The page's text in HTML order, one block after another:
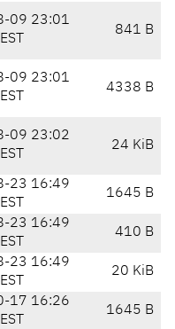
09 23:01
841 B
09 23:01
4338 B
09 23:02
24 KiB
23 16:49
1645 B
23 16:49
410 B
23 16:49
20 KiB
17 16:26
1645 B